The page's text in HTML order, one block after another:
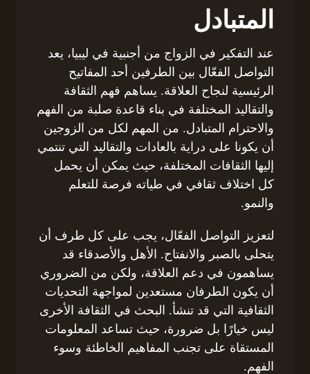
المتبادل
عند التفكير في الزواج من أجنبية في ليبيا، يعد
التواصل الفعّال بين الطرفين أحد المفاتيح
الرئيسية لنجاح العلاقة. يساهم فهم الثقافة
والتقاليد المختلفة في بناء قاعدة صلبة من الفهم
والاحترام المتبادل. من المهم لكل من الزوجين
أن يكونا على دراية بالعادات والتقاليد التي تنتمي
إليها الثقافات المختلفة، حيث يمكن أن يحمل
كل اختلاف ثقافي في طياته فرصة للتعلم
والنمو.
لتعزيز التواصل الفعّال، يجب على كل طرف أن
يتحلى بالصبر والانفتاح. الأهل والأصدقاء قد
يساهمون في دعم العلاقة، ولكن من الضروري
أن يكون الطرفان مستعدين لمواجهة التحديات
الثقافية التي قد تنشأ. البحث في الثقافة الأخرى
ليس خيارًا بل ضرورة، حيث تساعد المعلومات
المستقاة على تجنب المفاهيم الخاطئة وسوء
الفهم.